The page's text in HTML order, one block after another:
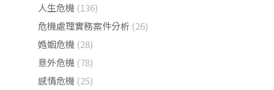
人生危機 (136)
危機處理實務案件分析 (26)
婚姻危機 (28)
意外危機 (78)
感情危機 (25)